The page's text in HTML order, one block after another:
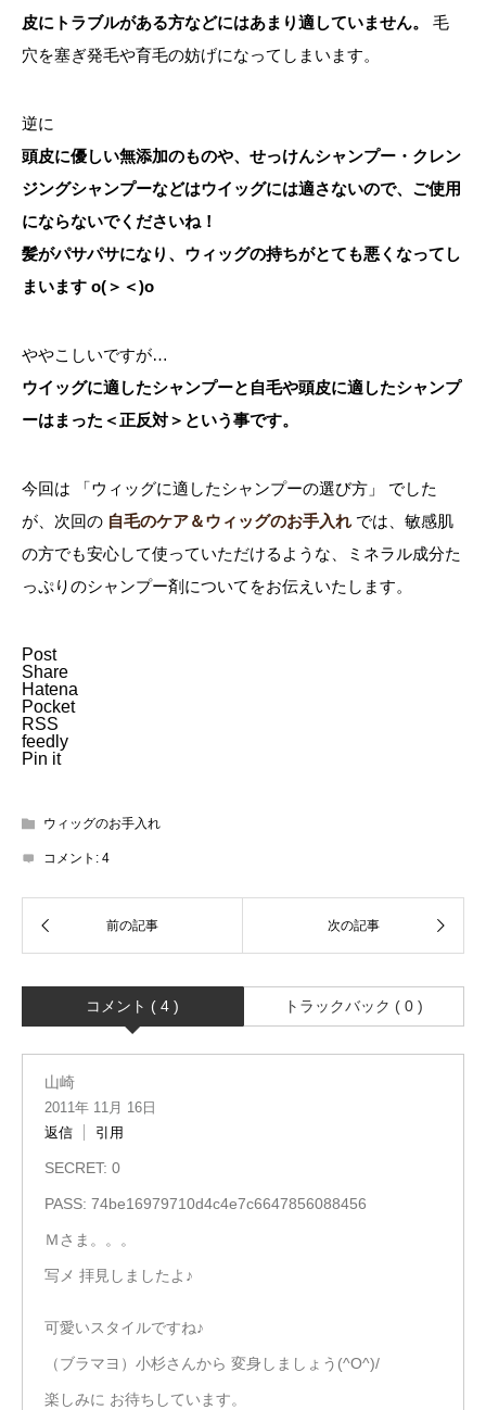
皮にトラブルがある方などにはあまり適していません。 毛
穴を塞ぎ発毛や育毛の妨げになってしまいます。
逆に
頭皮に優しい無添加のものや、せっけんシャンプー・クレン
ジングシャンプーなどはウイッグには適さないので、ご使用
にならないでくださいね！
髪がパサパサになり、ウィッグの持ちがとても悪くなってし
まいます o(＞＜)o
ややこしいですが…
ウイッグに適したシャンプーと自毛や頭皮に適したシャンプ
ーはまった＜正反対＞という事です。
今回は 「ウィッグに適したシャンプーの選び方」 でした
が、次回の 自毛のケア＆ウィッグのお手入れでは、敏感肌
の方でも安心して使っていただけるような、ミネラル成分た
っぷりのシャンプー剤についてをお伝えいたします。
Post
Share
Hatena
Pocket
RSS
feedly
Pin it
ウィッグのお手入れ
コメント: 4
コメント ( 4 ) トラックバック ( 0 )
山崎
2011年 11月 16日
返信
引用
SECRET: 0
PASS: 74be16979710d4c4e7c6647856088456
Ｍさま。。。
写メ 拝見しましたよ♪
可愛いスタイルですね♪
（ブラマヨ）小杉さんから 変身しましょう(^O^)/
楽しみに お待ちしています。